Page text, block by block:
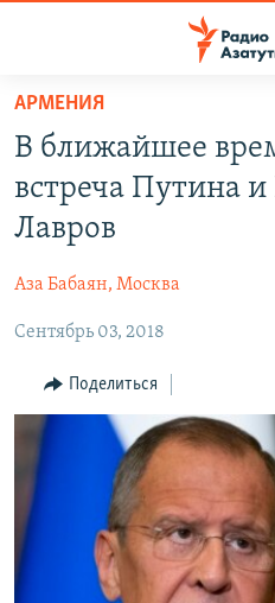
Перейти
основному
содержанию
Перейти
основной
Перейти
поиску
ГЛАВНАЯ
ПОЛИТИКА
ЭКОНОМИКА
РЕГИОН
НАГОРНЫЙ КАРАБАХ
КУЛЬТУРА
СПОРТ
АРХИВ
Հայերեն
АРМЕНИЯ
В ближайшее
встреча Путина
Лавров
Аза Бабаян, Москва
Сентябрь 03, 2018
Поделиться